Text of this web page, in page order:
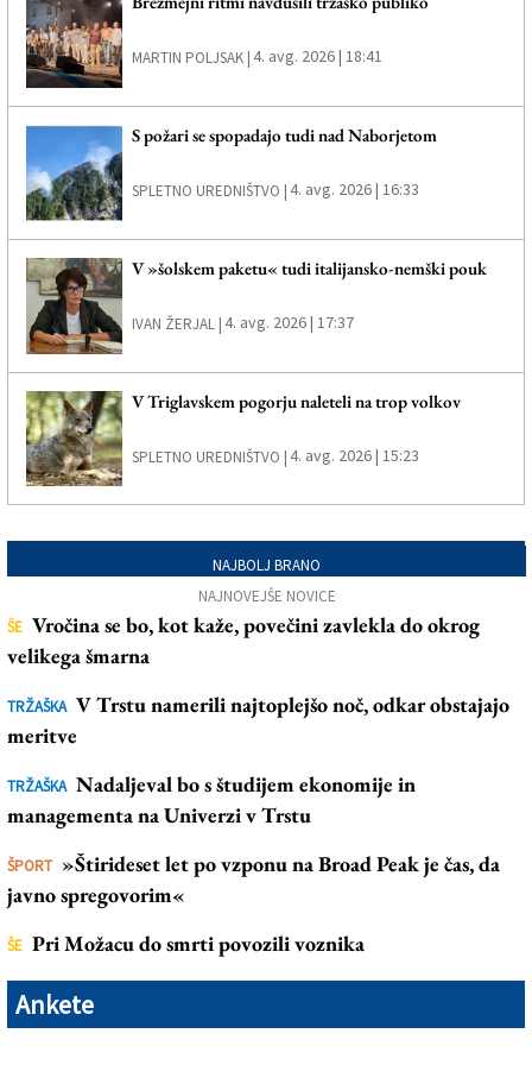
MARTIN POLJSAK |4. avg. 2026 | 18:41
S požari se spopadajo tudi nad Naborjetom
SPLETNO UREDNIŠTVO |4. avg. 2026 | 16:33
V »šolskem paketu« tudi italijansko-nemški pouk
IVAN ŽERJAL |4. avg. 2026 | 17:37
V Triglavskem pogorju naleteli na trop volkov
SPLETNO UREDNIŠTVO |4. avg. 2026 | 15:23
NAJBOLJ BRANO
NAJNOVEJŠE NOVICE
ŠE Vročina se bo, kot kaže, povečini zavlekla do okrog
velikega šmarna
TRŽAŠKA V Trstu namerili najtoplejšo noč, odkar obstajajo
meritve
TRŽAŠKA Nadaljeval bo s študijem ekonomije in
managementa na Univerzi v Trstu
ŠPORT »Štirideset let po vzponu na Broad Peak je čas, da
javno spregovorim«
ŠE Pri Možacu do smrti povozili voznika
Ankete